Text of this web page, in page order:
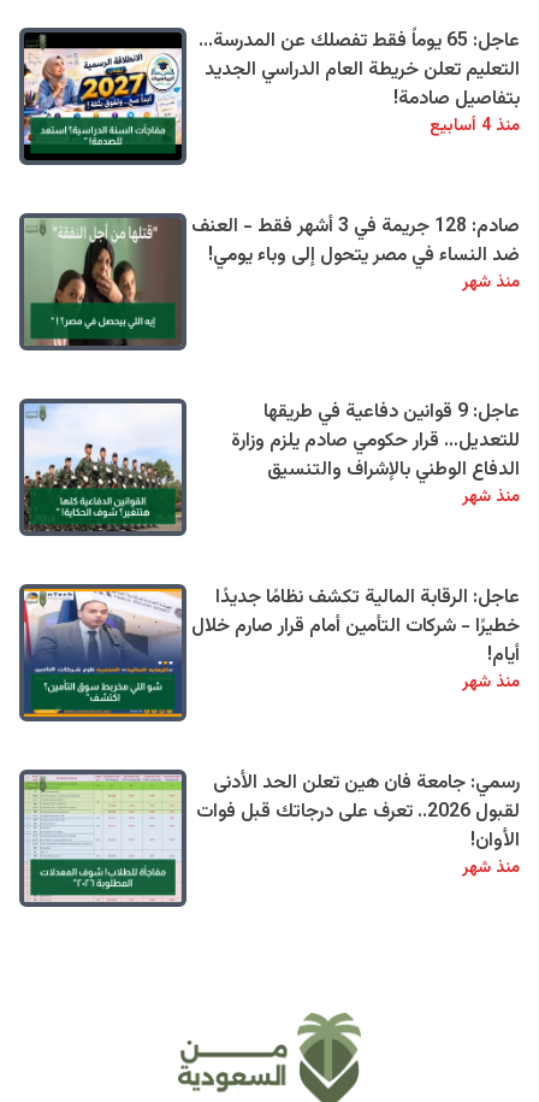
عاجل: 65 يوماً فقط تفصلك عن المدرسة...
التعليم تعلن خريطة العام الدراسي الجديد
بتفاصيل صادمة!
منذ 4 أسابيع
صادم: 128 جريمة في 3 أشهر فقط - العنف
ضد النساء في مصر يتحول إلى وباء يومي!
منذ شهر
عاجل: 9 قوانين دفاعية في طريقها
للتعديل… قرار حكومي صادم يلزم وزارة
الدفاع الوطني بالإشراف والتنسيق
منذ شهر
عاجل: الرقابة المالية تكشف نظامًا جديدًا
خطيرًا - شركات التأمين أمام قرار صارم خلال
أيام!
منذ شهر
رسمي: جامعة فان هين تعلن الحد الأدنى
لقبول 2026.. تعرف على درجاتك قبل فوات
الأوان!
منذ شهر